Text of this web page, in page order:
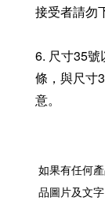
接受者請勿
6. 尺寸35號
條，與尺寸
意。
如果有任何
品圖片及文